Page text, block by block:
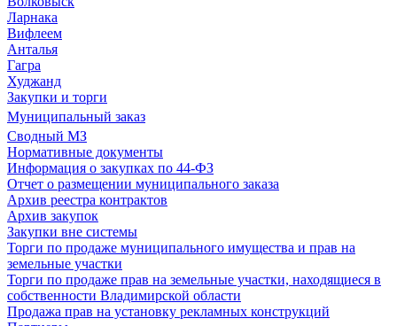
Ларнака
Вифлеем
Анталья
Гагра
Худжанд
Закупки и торги
Муниципальный заказ
Сводный МЗ
Нормативные документы
Информация о закупках по 44-ФЗ
Отчет о размещении муниципального заказа
Архив реестра контрактов
Архив закупок
Закупки вне системы
Торги по продаже муниципального имущества и прав на
земельные участки
Торги по продаже прав на земельные участки, находящиеся в
собственности Владимирской области
Продажа прав на установку рекламных конструкций